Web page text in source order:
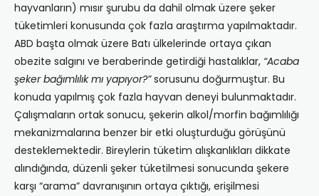
hayvanların) mısır şurubu da dahil olmak üzere şeker
tüketimleri konusunda çok fazla araştırma yapılmaktadır.
ABD başta olmak üzere Batı ülkelerinde ortaya çıkan
obezite salgını ve beraberinde getirdiği hastalıklar, “Acaba
şeker bağımlılık mı yapıyor?”sorusunu doğurmuştur. Bu
konuda yapılmış çok fazla hayvan deneyi bulunmaktadır.
Çalışmaların ortak sonucu, şekerin alkol/morfin bağımlılığı
mekanizmalarına benzer bir etki oluşturduğu görüşünü
desteklemektedir. Bireylerin tüketim alışkanlıkları dikkate
alındığında, düzenli şeker tüketilmesi sonucunda şekere
karşı “arama” davranışının ortaya çıktığı, erişilmesi